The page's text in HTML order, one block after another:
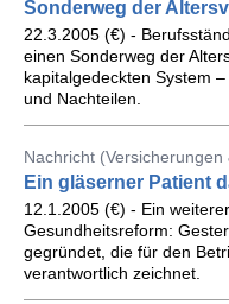
Sonderweg der
22.3.2005 (€) -
einen Sonderweg der
kapitalgedeckten System
und Nachteilen.
Nachricht (Versicherungen
Ein gläserner Patient
12.1.2005 (€) - Ein
Gesundheitsreform:
gegründet, die für den
verantwortlich zeichnet.